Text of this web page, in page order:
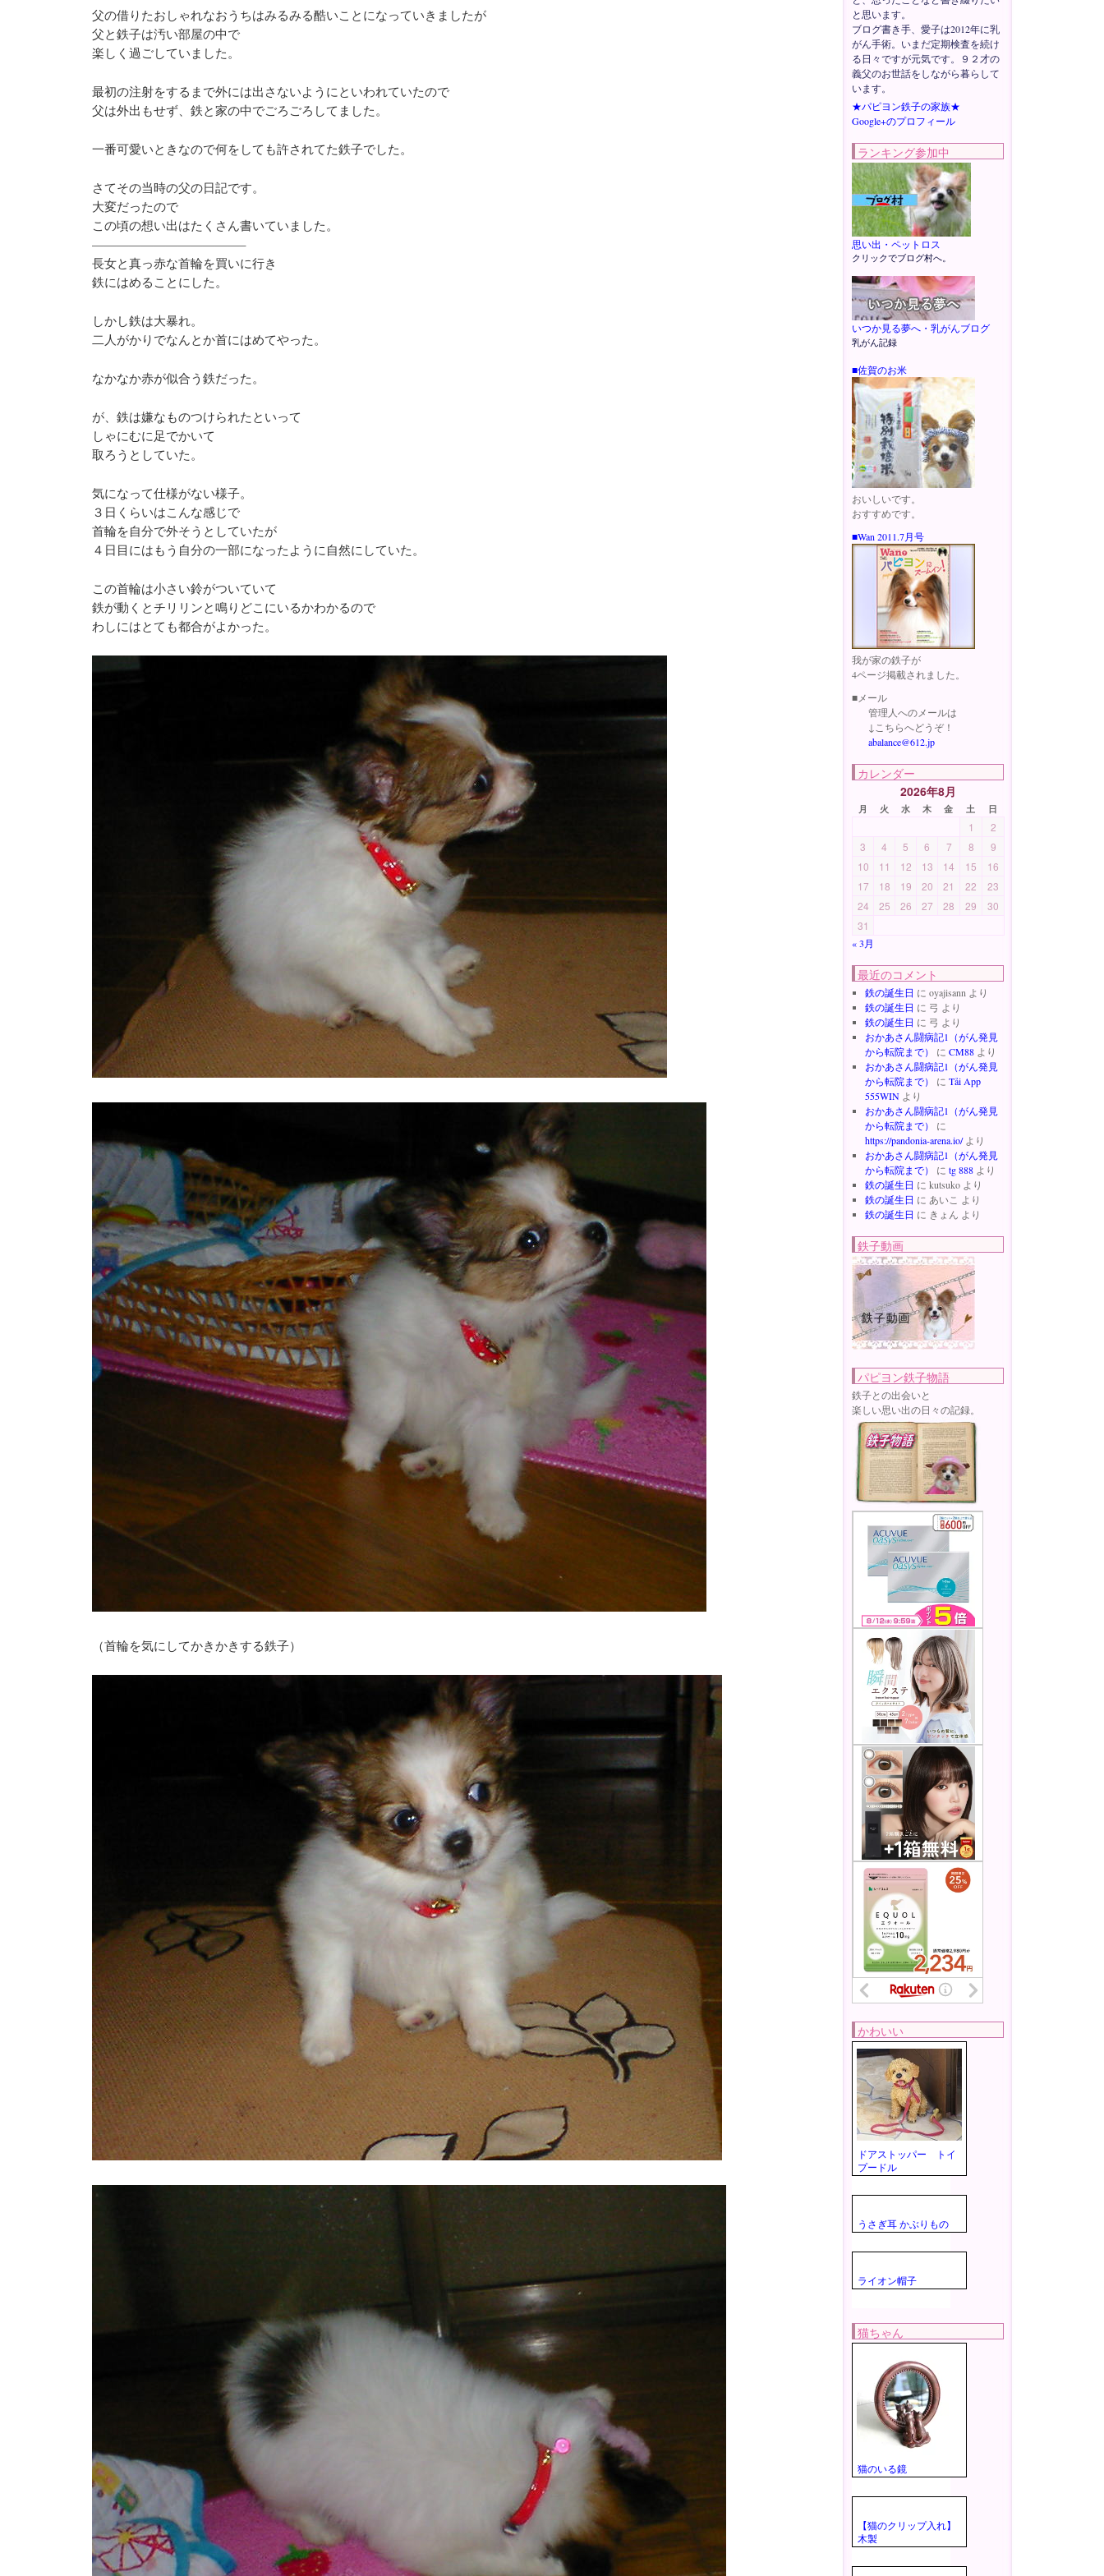
父の借りたおしゃれなおうちはみるみる酷いことになっていきましたが
父と鉄子は汚い部屋の中で
楽しく過ごしていました。
最初の注射をするまで外には出さないようにといわれていたので
父は外出もせず、鉄と家の中でごろごろしてました。
一番可愛いときなので何をしても許されてた鉄子でした。
さてその当時の父の日記です。
大変だったので
この頃の想い出はたくさん書いていました。
————————————–
長女と真っ赤な首輪を買いに行き
鉄にはめることにした。
しかし鉄は大暴れ。
二人がかりでなんとか首にはめてやった。
なかなか赤が似合う鉄だった。
が、鉄は嫌なものつけられたといって
しゃにむに足でかいて
取ろうとしていた。
気になって仕様がない様子。
３日くらいはこんな感じで
首輪を自分で外そうとしていたが
４日目にはもう自分の一部になったように自然にしていた。
この首輪は小さい鈴がついていて
鉄が動くとチリリンと鳴りどこにいるかわかるので
わしにはとても都合がよかった。
（首輪を気にしてかきかきする鉄子）
と思います。
ブログ書き手、愛子は2012年に乳
がん手術。いまだ定期検査を続け
る日々ですが元気です。９２才の
義父のお世話をしながら暮らして
います。
★パピヨン鉄子の家族★
Google+のプロフィール
ランキング参加中
思い出・ペットロス
クリックでブログ村へ。
いつか見る夢へ・乳がんブログ
乳がん記録
■佐賀のお米
おいしいです。
おすすめです。
■Wan 2011.7月号
我が家の鉄子が
4ページ掲載されました。
■メール
管理人へのメールは
↓こちらへどうぞ！
abalance@612.jp
カレンダー
2026年8月
月 火 水 木 金 土 日
1
2
3
4 5 6 7 8
9
10
11 12 13 14 15
16
17
18 19 20 21 22
23
24
25 26 27 28 29
30
31
« 3月
最近のコメント
鉄の誕生日 に oyajisann より
鉄の誕生日 に 弓 より
鉄の誕生日 に 弓 より
おかあさん闘病記1（がん発見
から転院まで）
に CM88より
おかあさん闘病記1（がん発見
から転院まで）
に Tải App
555WINより
おかあさん闘病記1（がん発見
から転院まで）
に
https://pandonia-arena.io/より
おかあさん闘病記1（がん発見
から転院まで）
に tg 888より
鉄の誕生日 に kutsukoより
鉄の誕生日 に あいこ より
鉄の誕生日 に きょん より
鉄子動画
パピヨン鉄子物語
鉄子との出会いと
楽しい思い出の日々の記録。
かわいい
ドアストッパー トイ
プードル
うさぎ耳 かぶりもの
ライオン帽子
猫ちゃん
猫のいる鏡
【猫のクリップ入れ】
木製